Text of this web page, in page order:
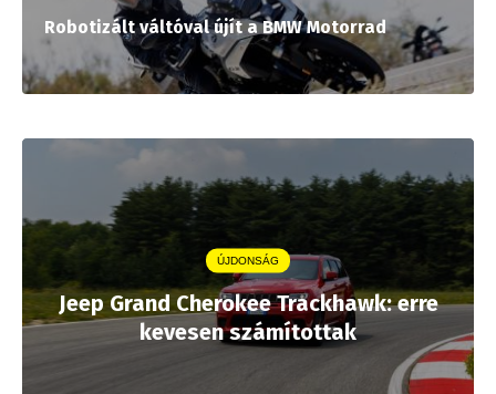
Robotizált váltóval újít a BMW Motorrad
ÚJDONSÁG
Jeep Grand Cherokee Trackhawk: erre
kevesen számítottak